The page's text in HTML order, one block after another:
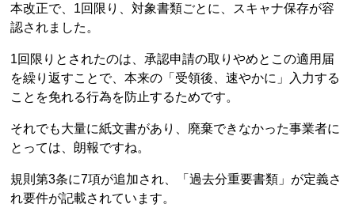
本改正で、1回限り、対象書類ごとに、スキャナ保存が容
認されました。
1回限りとされたのは、承認申請の取りやめとこの適用届
を繰り返すことで、本来の「受領後、速やかに」入力する
ことを免れる行為を防止するためです。
それでも大量に紙文書があり、廃棄できなかった事業者に
とっては、朗報ですね。
規則第3条に7項が追加され、「過去分重要書類」が定義さ
れ要件が記載されています。